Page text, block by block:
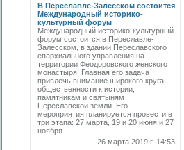
В Переславле-Залесском состоится
Международный историко-
культурный форум
Международный историко-культурный
форум состоится в Переславле-
Залесском, в здании Переславского
епархиального управления на
территории Феодоровского женского
монастыря. Главная его задача
привлечь внимание широкого круга
общественности к истории,
памятникам и святыням
Переславской земли. Его
мероприятия планируется провести в
три этапа: 27 марта, 19 и 20 июня и 27
ноября.
26 марта 2019 г. 14:53